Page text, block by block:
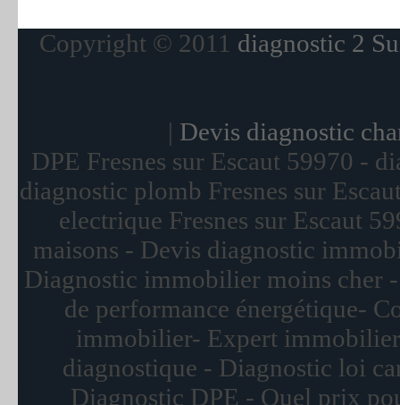
Copyright © 2011 diagnostic 2
| Devis diagnostic
DPE Fresnes sur Escaut 59970 -
diagnostic plomb Fresnes sur
electrique Fresnes sur Escaut
maisons - Devis diagnostic
Diagnostic immobilier moins cher
de performance énergétique-
immobilier- Expert
diagnostique - Diagnostic loi
Diagnostic DPE - Quel prix